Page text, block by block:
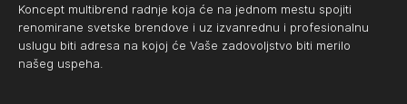
Koncept multibrend radnje koja će na jednom mestu spojiti
renomirane svetske brendove i uz izvanrednu i profesionalnu
uslugu biti adresa na kojoj će Vaše zadovoljstvo biti merilo
našeg uspeha.